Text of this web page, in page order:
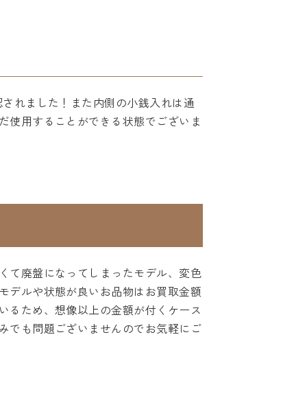
れました！また内側の小銭入れは通
使用することができる状態でございま
て廃盤になってしまったモデル、変色
デルや状態が良いお品物はお買取金額
るため、想像以上の金額が付くケース
でも問題ございませんのでお気軽にご